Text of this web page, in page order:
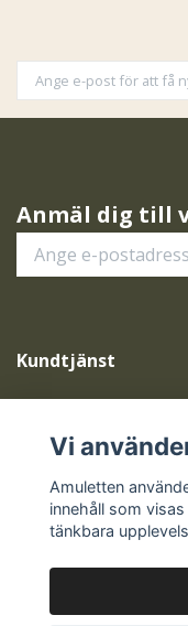
Anmäl dig till
Kundtjänst
Sociala medier
Vi
Amuletten
innehåll som
tänkbara